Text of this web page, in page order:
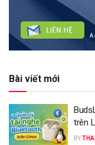
Bài viết mới
trên
BY